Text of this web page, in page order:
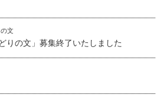
文
の文」募集終了いたしました